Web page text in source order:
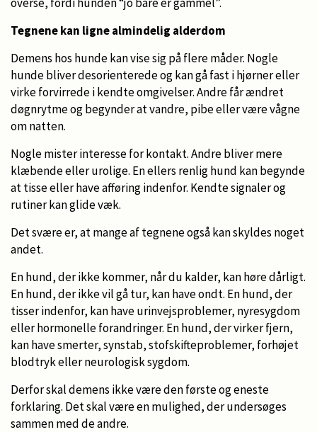
Tegnene kan ligne almindelig alderdom
Demens hos hunde kan vise sig på flere måder. Nogle
hunde bliver desorienterede og kan gå fast i hjørner eller
virke forvirrede i kendte omgivelser. Andre får ændret
døgnrytme og begynder at vandre, pibe eller være vågne
om natten.
Nogle mister interesse for kontakt. Andre bliver mere
klæbende eller urolige. En ellers renlig hund kan begynde
at tisse eller have afføring indenfor. Kendte signaler og
rutiner kan glide væk.
Det svære er, at mange af tegnene også kan skyldes noget
andet.
En hund, der ikke kommer, når du kalder, kan høre dårligt.
En hund, der ikke vil gå tur, kan have ondt. En hund, der
tisser indenfor, kan have urinvejsproblemer, nyresygdom
eller hormonelle forandringer. En hund, der virker fjern,
kan have smerter, synstab, stofskifteproblemer, forhøjet
blodtryk eller neurologisk sygdom.
Derfor skal demens ikke være den første og eneste
forklaring. Det skal være en mulighed, der undersøges
sammen med de andre.